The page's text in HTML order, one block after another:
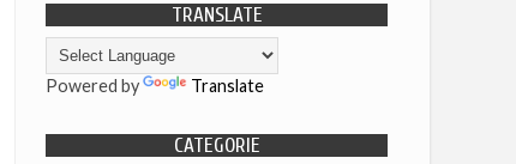
TRANSLATE
Powered by Translate
CATEGORIE